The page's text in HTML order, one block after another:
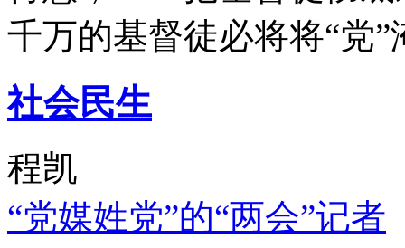
千万的基督徒必将将“党”
社会民生
程凯
“党媒姓党”的“两会”记者